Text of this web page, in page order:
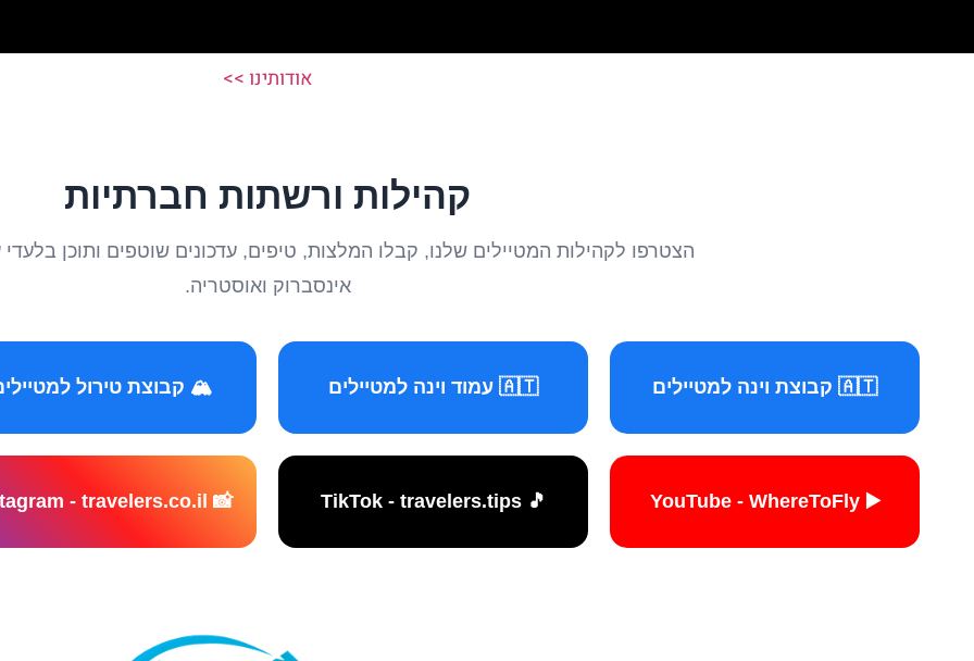
אודותינו >>
קהילות ורשתות חברתיות
הצטרפו לקהילות המטיילים שלנו, קבלו המלצות, טיפים, עדכונים שוטפים ותוכן בלעדי
אינסברוק ואוסטריה.
🇦🇹 קבוצת וינה למטיילים 🇦🇹 עמוד וינה למטיילים 🏔️ קבוצת טירול
▶️ YouTube - WhereToFly
🎵 TikTok - travelers.tips
📸 Instagram - travelers.co.il